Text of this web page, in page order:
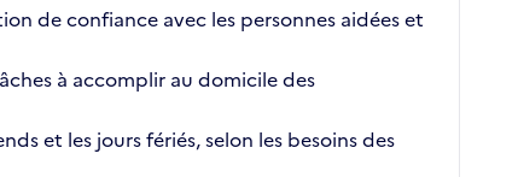
de confiance avec les personnes aidées et
à accomplir au domicile des
et les jours fériés, selon les besoins des